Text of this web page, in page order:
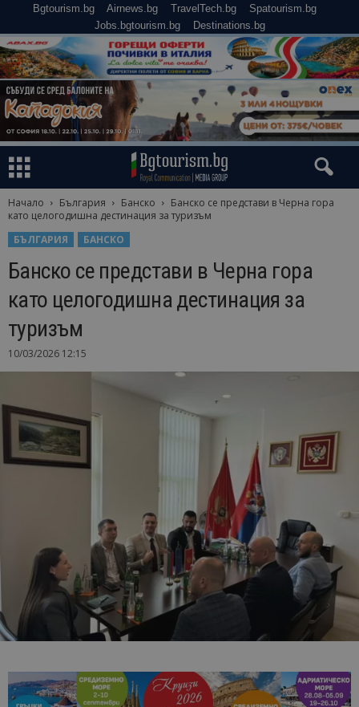
Bgtourism.bg Airnews.bg TravelTech.bg
Spatourism.bg
Jobs.bgtourism.bg
Destinations.bg
Начало България Банско
Банско се представи в Черна гора
като целогодишна дестинация за туризъм
БЪЛГАРИЯ
БАНСКО
Банско се представи в Черна гора
като целогодишна дестинация за
туризъм
10/03/2026 12:15